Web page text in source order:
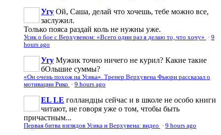
Угу Ой, Саша, делай что хочешь, тебе можно все,
заслужил.
Только пояса раздай коль не нужны уже.
Усик о бое с Верхувеном: «Всего один раз я делаю то, что хочу» · 9
hours ago
Угу Мужик точно ничего не курил? Какие такие
бОльшие суммы?
«Он очень похож на Усика». Тренер Верхувена Фьюри рассказал о
мотивации Рико · 9 hours ago
EL LE голландцы сейчас и в школе не особо книги
читают, не говоря уже о том, чтобы быть
причастным...
Первая битва взглядов Усика и Верхувена: видео · 9 hours ago